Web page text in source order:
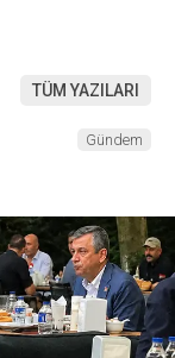
TÜM YAZILARI
Gündem